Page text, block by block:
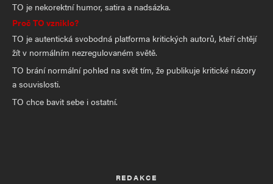
TO je nekorektní humor, satira a nadsázka.
Proč TO vzniklo?
TO je autentická svobodná platforma kritických autorů, kteří chtějí
žít v normálním nezregulovaném světě.
TO brání normální pohled na svět tím, že publikuje kritické názory
a souvislosti.
TO chce bavit sebe i ostatní.
REDAKCE